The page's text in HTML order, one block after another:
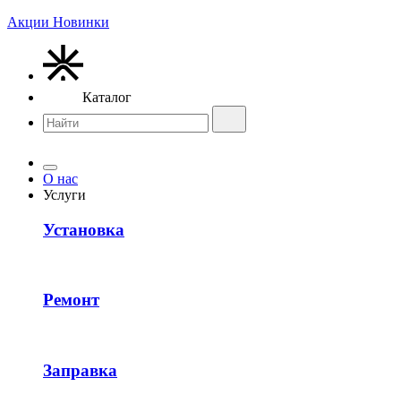
Акции Новинки
Каталог
О нас
Услуги
Установка
Ремонт
Заправка